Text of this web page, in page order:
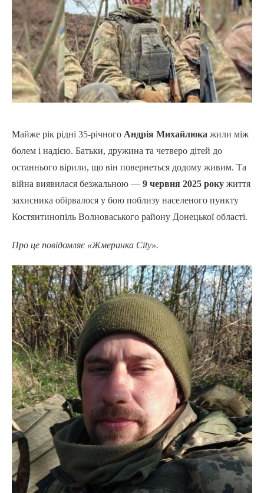
Майже рік рідні 35-річного Андрія Михайлюка жили між
болем і надією. Батьки, дружина та четверо дітей до
останнього вірили, що він повернеться додому живим. Та
війна виявилася безжальною — 9 червня 2025 року життя
захисника обірвалося у бою поблизу населеного пункту
Костянтинопіль Волноваського району Донецької області.
Про це повідомляє «Жмеринка City».